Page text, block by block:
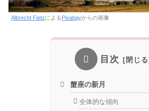
Albrecht FietzによるPixabayからの画像
目次
蟹座の新月
全体的な傾向